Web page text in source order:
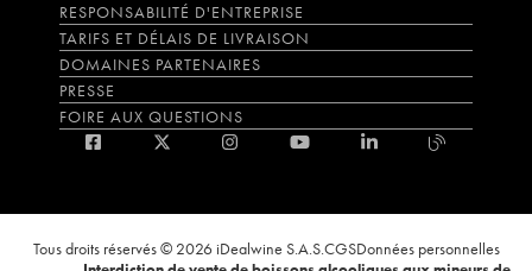
RESPONSABILITÉ D'ENTREPRISE
TARIFS ET DÉLAIS DE LIVRAISON
DOMAINES PARTENAIRES
PRESSE
FOIRE AUX QUESTIONS
Tous droits réservés © 2026 iDealwine S.A.S.CGSDonnées personnelles